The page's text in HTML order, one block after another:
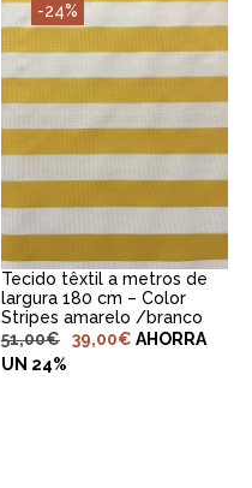
-24%
ADICIONAR AO
Tecido têxtil a metros de
largura 180 cm – Color
Stripes amarelo /branco
51,00€ 39,00€ AHORRA
UN 24%